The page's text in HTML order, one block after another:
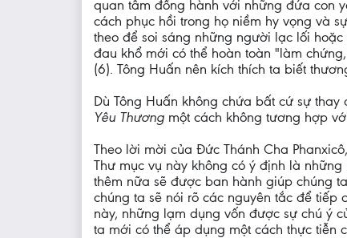
quan tâm đồng hành với những đứa con
cách phục hồi trong họ niềm hy vọng và
theo để soi sáng những người lạc lối
đau khổ mới có thể hoàn toàn "làm
(6). Tông Huấn nên kích thích ta biết
Dù Tông Huấn không chứa bất cứ sự
Yêu Thương một cách không tương hợp
Theo lời mời của Đức Thánh Cha
Thư mục vụ này không có ý định là
thêm nữa sẽ được ban hành giúp chúng
chúng ta sẽ nói rõ các nguyên tắc để tiếp
này, những lạm dụng vốn được sự chú ý
ta mới có thể áp dụng một cách thực tiễn